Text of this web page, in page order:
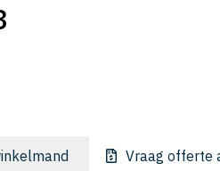
Vraag offerte